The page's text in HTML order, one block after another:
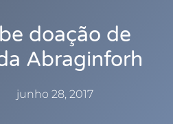
doação de
Abraginforh
junho 28, 2017